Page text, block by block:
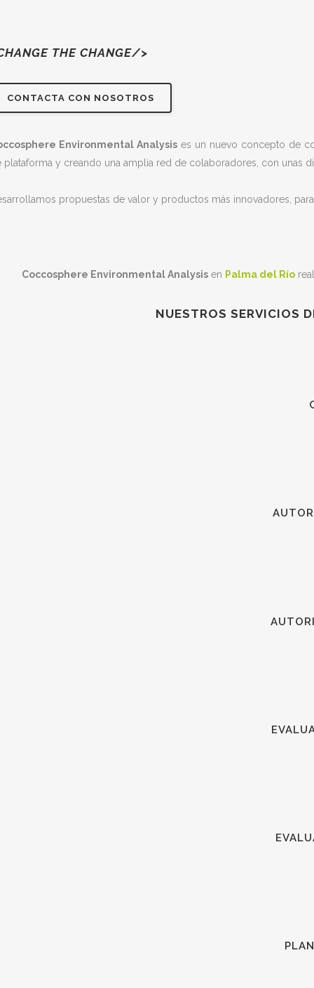
THE CHANGE/>
CONTACTA CON NOSOTROS
Environmental Analysises un nuevo concepto de
plataforma y creando una amplia red de colaboradores, con unas
propuestas de valor y productos más innovadores,
Coccosphere Environmental Analysisen Palma del Río
NUESTROS SERVICIOS